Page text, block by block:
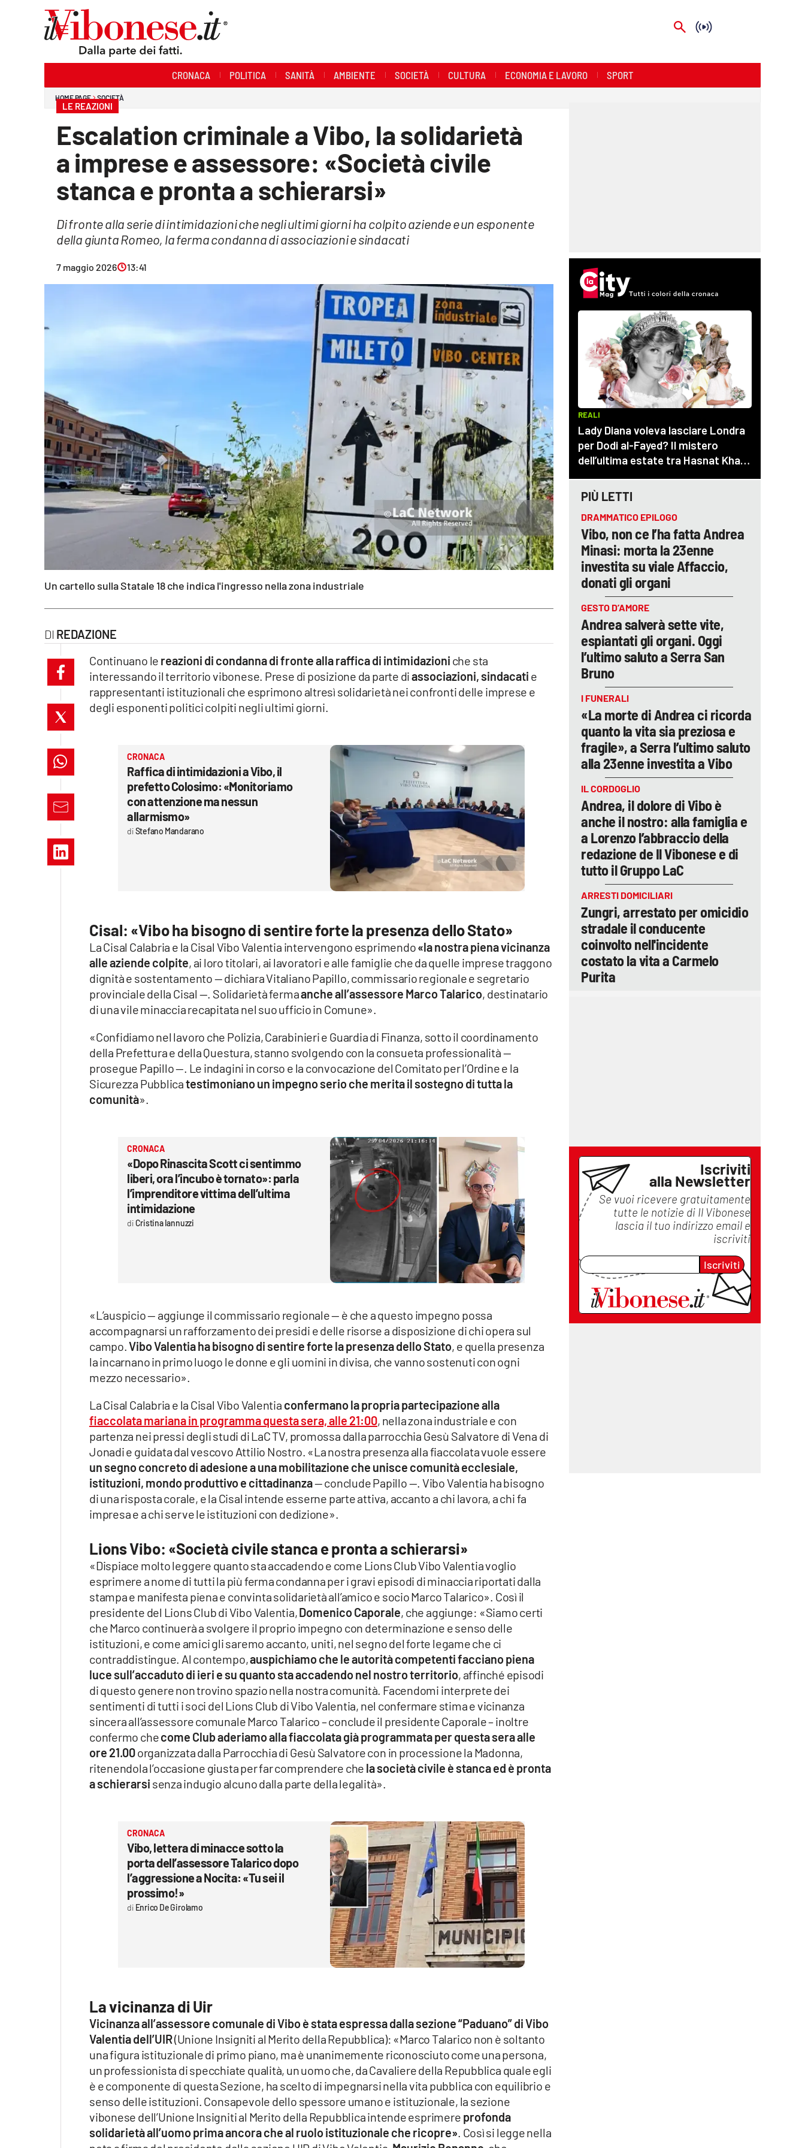
Lac Network
cosenzachannel.it
lacapitalenews.it
CRONACA POLITICA SANITÀ AMBIENTE SOCIETÀ CULTURA ECONOMIA E LAVORO SPORT
HOME PAGE SOCIETÀ
LE REAZIONI
Escalation criminale a Vibo, la solidarietà
a imprese e assessore: «Società civile
stanca e pronta a schierarsi»
Un cartello sulla Statale 18 che indica l'ingresso nella zona industriale
Di fronte alla serie di intimidazioni che negli ultimi giorni ha colpito aziende e un esponente
della giunta Romeo, la ferma condanna di associazioni e sindacati
7 maggio 2026 13:41
REDAZIONE
Continuano le reazioni di condanna di fronte alla raffica di intimidazioni che sta
interessando il territorio vibonese. Prese di posizione da parte diassociazioni, sindacati e
rappresentanti istituzionali che esprimono altresì solidarietà nei confronti delle imprese e
degli esponenti politici colpiti negli ultimi giorni.
CRONACA
Raffica di intimidazioni a Vibo, il
prefetto Colosimo: «Monitoriamo
con attenzione ma nessun
allarmismo»
Stefano Mandarano
Cisal: «Vibo ha bisogno di sentire forte la presenza dello Stato»
La Cisal Calabria e la Cisal Vibo Valentia intervengono esprimendo«la nostra piena vicinanza
alle aziende colpite, ai loro titolari, ai lavoratori e alle famiglie che da quelle imprese traggono
dignità e sostentamento — dichiara Vitaliano Papillo, commissario regionale e segretario
provinciale della Cisal —. Solidarietà fermaanche all’assessore Marco Talarico, destinatario
di una vile minaccia recapitata nel suo ufficio in Comune».
«Confidiamo nel lavoro che Polizia, Carabinieri e Guardia di Finanza, sotto il coordinamento
della Prefettura e della Questura, stanno svolgendo con la consueta professionalità —
prosegue Papillo —. Le indagini in corso e la convocazione del Comitato per l’Ordine e la
Sicurezza Pubblicatestimoniano un impegno serio che merita il sostegno di tutta la
comunità».
CRONACA
«Dopo Rinascita Scott ci sentimmo
liberi, ora l’incubo è tornato»: parla
l’imprenditore vittima dell’ultima
intimidazione
Cristina Iannuzzi
«L’auspicio — aggiunge il commissario regionale — è che a questo impegno possa
accompagnarsi un rafforzamento dei presidi e delle risorse a disposizione di chi opera sul
campo.Vibo Valentia ha bisogno di sentire forte la presenza dello Stato, e quella presenza
la incarnano in primo luogo le donne e gli uomini in divisa, che vanno sostenuti con ogni
mezzo necessario».
La Cisal Calabria e la Cisal Vibo Valentia confermano la propria partecipazione alla
fiaccolata mariana in programma questa sera, alle 21:00, nella zona industriale e con
partenza nei pressi degli studi di LaC TV, promossa dalla parrocchia Gesù Salvatore di Vena di
Jonadi e guidata dal vescovo Attilio Nostro. «La nostra presenza alla fiaccolata vuole essere
un segno concreto di adesione a una mobilitazione che unisce comunità ecclesiale,
istituzioni, mondo produttivo e cittadinanza— conclude Papillo —. Vibo Valentia ha bisogno
di una risposta corale, e la Cisal intende esserne parte attiva, accanto a chi lavora, a chi fa
impresa e a chi serve le istituzioni con dedizione».
Lions Vibo: «Società civile stanca e pronta a schierarsi»
«Dispiace molto leggere quanto sta accadendo e come Lions Club Vibo Valentia voglio
esprimere a nome di tutti la più ferma condanna per i gravi episodi di minaccia riportati dalla
stampa e manifesta piena e convinta solidarietà all’amico e socio Marco Talarico». Così il
presidente del Lions Club di Vibo Valentia,Domenico Caporale, che aggiunge: «Siamo certi
che Marco continuerà a svolgere il proprio impegno con determinazione e senso delle
istituzioni, e come amici gli saremo accanto, uniti, nel segno del forte legame che ci
contraddistingue. Al contempo,auspichiamo che le autorità competenti facciano piena
luce sull’accaduto di ieri e su quanto sta accadendo nel nostro territorio, affinché episodi
di questo genere non trovino spazio nella nostra comunità. Facendomi interprete dei
sentimenti di tutti i soci del Lions Club di Vibo Valentia, nel confermare stima e vicinanza
sincera all’assessore comunale Marco Talarico – conclude il presidente Caporale – inoltre
confermo checome Club aderiamo alla fiaccolata già programmata per questa sera alle
ore 21.00organizzata dalla Parrocchia di Gesù Salvatore con in processione la Madonna,
ritenendola l’occasione giusta per far comprendere che la società civile è stanca ed è pronta
a schierarsi senza indugio alcuno dalla parte della legalità».
CRONACA
Vibo, lettera di minacce sotto la
porta dell’assessore Talarico dopo
l’aggressione a Nocita: «Tu sei il
prossimo!»
Enrico De Girolamo
La vicinanza di Uir
Vicinanza all’assessore comunale di Vibo è stata espressa dalla sezione “Paduano” di Vibo
Valentia dell’UIR(Unione Insigniti al Merito della Repubblica): «Marco Talarico non è soltanto
una figura istituzionale di primo piano, ma è unanimemente riconosciuto come una persona,
un professionista di specchiate qualità, un uomo che, da Cavaliere della Repubblica quale egli
è e componente di questa Sezione, ha scelto di impegnarsi nella vita pubblica con equilibrio e
senso delle istituzioni. Consapevole dello spessore umano e istituzionale, la sezione
vibonese dell’Unione Insigniti al Merito della Repubblica intende esprimere profonda
solidarietà all’uomo prima ancora che al ruolo istituzionale che ricopre». Così si legge nella
PIÙ LETTI
DRAMMATICO EPILOGO
Vibo, non ce l’ha fatta Andrea
Minasi: morta la 23enne
investita su viale Affaccio,
donati gli organi
GESTO D’AMORE
Andrea salverà sette vite,
espiantati gli organi. Oggi
l’ultimo saluto a Serra San
Bruno
I FUNERALI
«La morte di Andrea ci ricorda
quanto la vita sia preziosa e
fragile», a Serra l’ultimo saluto
alla 23enne investita a Vibo
IL CORDOGLIO
Andrea, il dolore di Vibo è
anche il nostro: alla famiglia e
a Lorenzo l’abbraccio della
redazione de Il Vibonese e di
tutto il Gruppo LaC
ARRESTI DOMICILIARI
Zungri, arrestato per omicidio
stradale il conducente
coinvolto nell'incidente
costato la vita a Carmelo
Purita
Iscriviti
alla Newsletter
Se vuoi ricevere gratuitamente
tutte le notizie di Il Vibonese
lascia il tuo indirizzo email e
iscriviti
Iscriviti